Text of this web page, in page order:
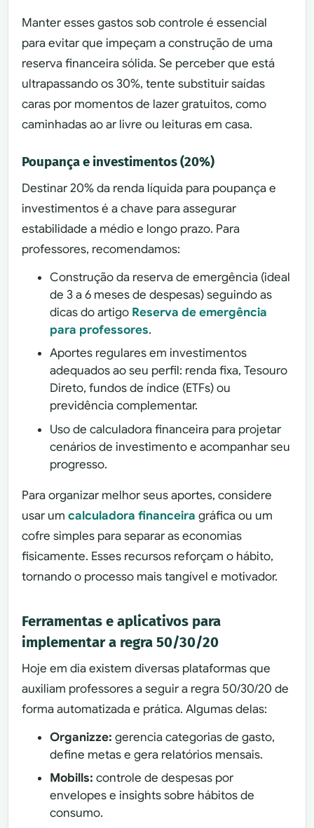
Manter esses gastos sob controle é essencial
para evitar que impeçam a construção de uma
reserva financeira sólida. Se perceber que está
ultrapassando os 30%, tente substituir saídas
caras por momentos de lazer gratuitos, como
caminhadas ao ar livre ou leituras em casa.
Poupança e investimentos (20%)
Destinar 20% da renda líquida para poupança e
investimentos é a chave para assegurar
estabilidade a médio e longo prazo. Para
professores, recomendamos:
Construção da reserva de emergência (ideal
de 3 a 6 meses de despesas) seguindo as
dicas do artigo Reserva de emergência
para professores.
Aportes regulares em investimentos
adequados ao seu perfil: renda fixa, Tesouro
Direto, fundos de índice (ETFs) ou
previdência complementar.
Uso de calculadora financeira para projetar
cenários de investimento e acompanhar seu
progresso.
Para organizar melhor seus aportes, considere
usar umcalculadora financeira gráfica ou um
cofre simples para separar as economias
fisicamente. Esses recursos reforçam o hábito,
tornando o processo mais tangível e motivador.
Ferramentas e aplicativos para
implementar a regra 50/30/20
Hoje em dia existem diversas plataformas que
auxiliam professores a seguir a regra 50/30/20 de
forma automatizada e prática. Algumas delas:
Organizze: gerencia categorias de gasto,
define metas e gera relatórios mensais.
Mobills: controle de despesas por
envelopes e insights sobre hábitos de
consumo.